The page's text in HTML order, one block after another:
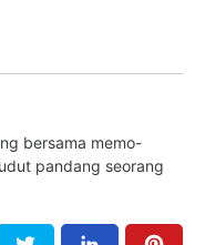
bersama memo-
pandang seorang